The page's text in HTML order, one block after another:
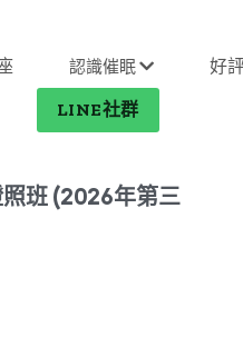
認識催眠 好
LINE社群
班 (2026年第三